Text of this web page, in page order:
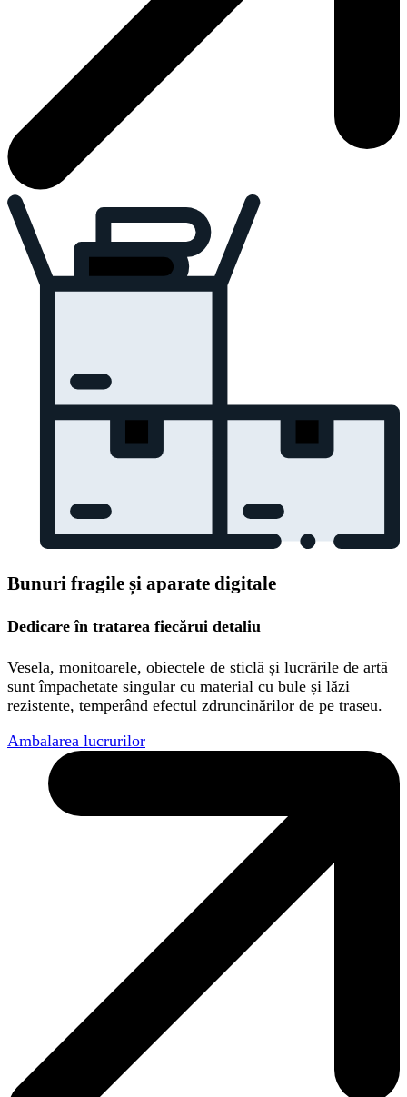
Bunuri fragile și aparate digitale
Dedicare în tratarea fiecărui detaliu
Vesela, monitoarele, obiectele de sticlă și lucrările de artă
sunt împachetate singular cu material cu bule și lăzi
rezistente, temperând efectul zdruncinărilor de pe traseu.
Ambalarea lucrurilor